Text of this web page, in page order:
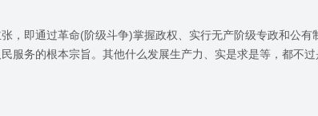
，即通过革命(阶级斗争)掌握政权、实行无产阶级专政和公有
服务的根本宗旨。其他什么发展生产力、实是求是等，都不